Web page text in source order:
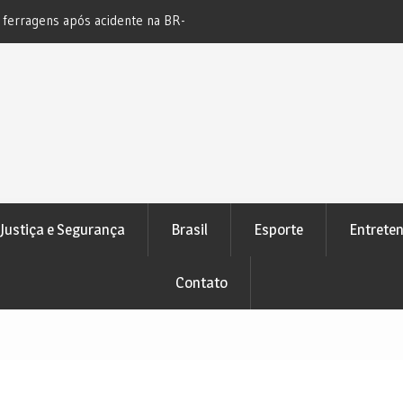
após acidente na BR-
Pedrão
atenção de devedores
Justiça e Segurança Brasil Esporte
Contato